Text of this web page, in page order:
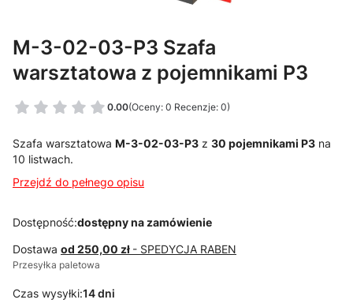
M-3-02-03-P3 Szafa
warsztatowa z pojemnikami P3
0.00(Oceny: 0 Recenzje: 0)
Szafa warsztatowa M-3-02-03-P3 z 30 pojemnikami P3 na
10 listwach.
Przejdź do pełnego opisu
Dostępność:dostępny na zamówienie
Dostawa od 250,00 zł - SPEDYCJA RABEN
Przesyłka paletowa
Czas wysyłki:14 dni